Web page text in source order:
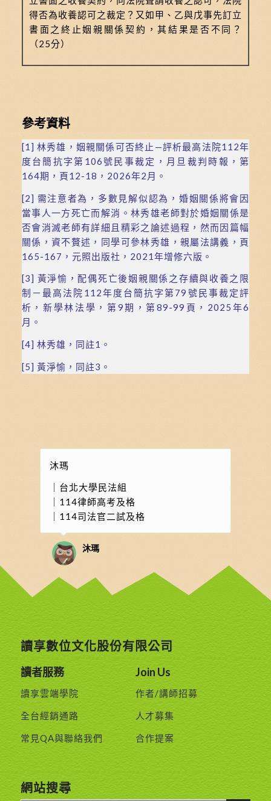
得否為收養認可之裁定？又如甲、乙與戊事先訂立
書面之終止姻親關係契約，其結果是否不同？
（25分）
參考資料
[1]林秀雄，姻親關係可否終止—評析最高法院112年
度台簡抗字第106號民事裁定，月旦裁判時報，第
164期，頁12-18，2026年2月。
[2] 需注意者為，多數見解似認為，婚姻關係將會因
當事人一方死亡而解消。林秀雄老師對於婚姻關係是
否會消滅老師有詳細且精彩之論述過程，然而因篇幅
關係，資不贅述，同學可參林秀雄，親屬法講義，頁
165-167，元照出版社，2021年增修六版。
[3] 黃淨愉，配偶死亡後姻親關係之存續與收養之限
制－最高法院112年度台簡抗字第79號民事裁定評
析，新學林法學，第9期，第89-99頁，2025年6
月。
[4] 林秀雄，同註1。
[5] 黃淨愉，同註3。
沐瑪
｜台北大學民法組
｜114律師高考及格
｜114司法官二試及格
沐瑪
讀享數位文化股份有限公司
讀者服務
讀享雲端學院
全台經銷通路
常見QA與聯絡我們
Join Us
作者/講師招募
人才募集
合作提案
網站搜尋